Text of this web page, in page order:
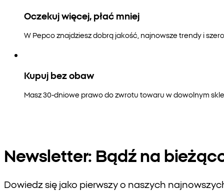
Oczekuj więcej, płać mniej
W Pepco znajdziesz dobrą jakość, najnowsze trendy i
Kupuj bez obaw
Masz 30-dniowe prawo do zwrotu towaru w dowolnym
Newsletter: Bądź na
Dowiedz się jako pierwszy o naszych